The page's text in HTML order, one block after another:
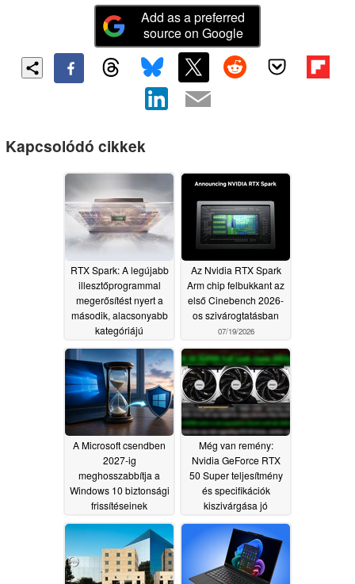
Add as a preferred
source on Google
Kapcsolódó cikkek
RTX Spark: A legújabb
illesztőprogrammal
megerősítést nyert a
második, alacsonyabb
kategóriájú
07/22/2026
Az Nvidia RTX Spark
Arm chip felbukkant az
első Cinebench 2026-
os szivárogtatásban
07/19/2026
A Microsoft csendben
2027-ig
meghosszabbítja a
Windows 10 biztonsági
frissítéseinek
06/28/2026
Még van remény:
Nvidia GeForce RTX
50 Super teljesítmény
és specifikációk
kiszivárgása jó
utal06/11/2026